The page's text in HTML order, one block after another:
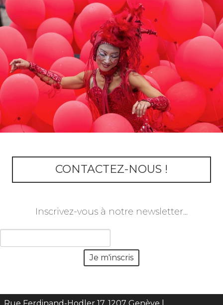
CONTACTEZ-NOUS !
Inscrivez-vous à notre newsletter...
Rue Ferdinand-Hodler 17, 1207 Genève |